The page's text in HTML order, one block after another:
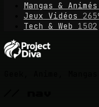
Mangas & Animés
Jeux Vidéos
Tech & Web 1502